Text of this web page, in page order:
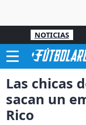
NOTICIAS
Las chicas
sacan un
Rico